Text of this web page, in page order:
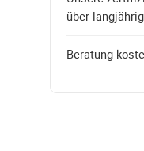
über
Beratung